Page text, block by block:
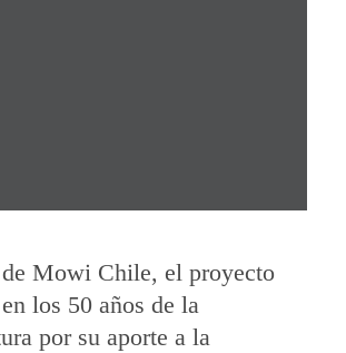
Mowi Chile, el proyecto
los 50 años de la
por su aporte a la